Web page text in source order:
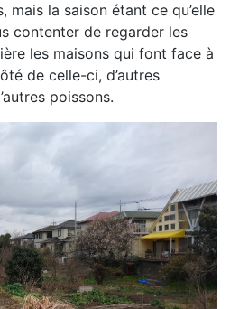
mais la saison étant ce qu’elle
contenter de regarder les
les maisons qui font face à
de celle-ci, d’autres
poissons.